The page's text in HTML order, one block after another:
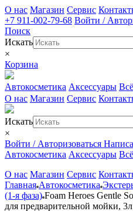
О нас Магазин Сервис
+7 911-002-79-68 Войти /
Поиск
Искать
×
Корзина
Автокосметика Аксессуары
О нас Магазин Сервис
Искать
×
Войти / Авторизоваться
Автокосметика Аксессуары
О нас Магазин Сервис
Главная Автокосметика
(1-я фаза) Foam Heroes Gentle
для предварительной мойки, 3л